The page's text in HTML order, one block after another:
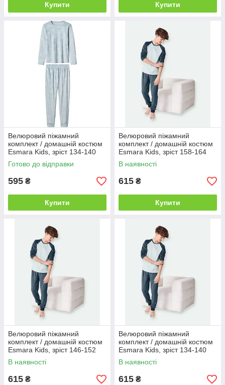
Купити Купити
Велюровий піжамний
комплект / домашній костюм
Esmara Kids, зріст 134-140
(8-10 років), колір блакитний
Готово до відправки
595 ₴
Купити
Велюровий піжамний
комплект / домашній костюм
Esmara Kids, зріст 158-164
(12-14 років), колір блакитний
В наявності
615 ₴
Купити
Велюровий піжамний
комплект / домашній костюм
Esmara Kids, зріст 146-152
(10-12 років), колір блакитний
В наявності
615 ₴
Велюровий піжамний
комплект / домашній костюм
Esmara Kids, зріст 134-140
(8-10 років), колір блакитний
В наявності
615 ₴